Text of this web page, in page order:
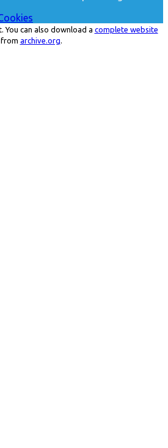
You can also download a complete website
from archive.org.